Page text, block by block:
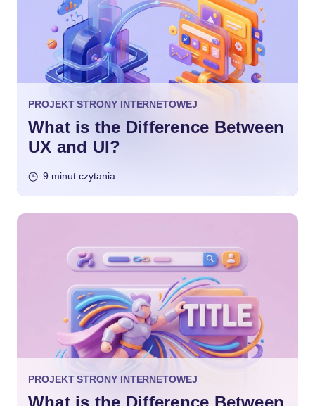
PROJEKT STRONY INTERNETOWEJ
What is the Difference Between
UX and UI?
9 minut czytania
PROJEKT STRONY INTERNETOWEJ
What is the Difference Between